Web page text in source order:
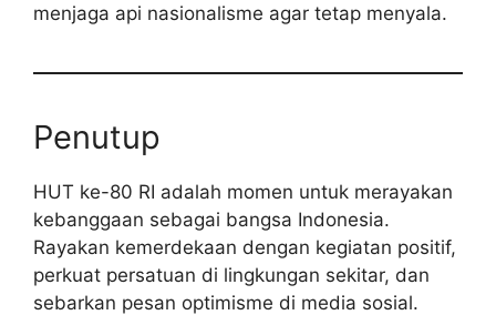
menjaga api nasionalisme agar tetap menyala.
Penutup
HUT ke-80 RI adalah momen untuk merayakan
kebanggaan sebagai bangsa Indonesia.
Rayakan kemerdekaan dengan kegiatan positif,
perkuat persatuan di lingkungan sekitar, dan
sebarkan pesan optimisme di media sosial.